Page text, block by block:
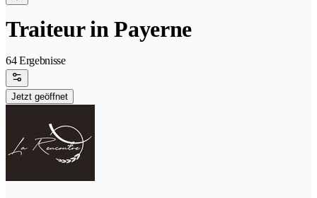
Traiteur in Payerne
64 Ergebnisse
Jetzt geöffnet